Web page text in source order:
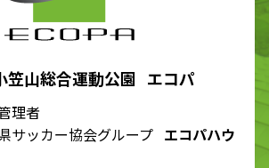
笠山総合運動公園 エコパ
理者
サッカー協会グループ エコパハウ